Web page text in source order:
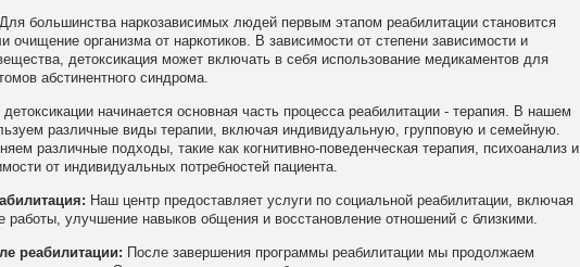
Для большинства наркозависимых людей первым этапом реабилитации становится
очищение организма от наркотиков. В зависимости от степени зависимости и
детоксикация может включать в себя использование медикаментов для
абстинентного синдрома.
детоксикации начинается основная часть процесса реабилитации - терапия. В нашем
различные виды терапии, включая индивидуальную, групповую и семейную.
различные подходы, такие как когнитивно-поведенческая терапия, психоанализ и
от индивидуальных потребностей пациента.
Наш центр предоставляет услуги по социальной реабилитации, включая
работы, улучшение навыков общения и восстановление отношений с близкими.
реабилитации: После завершения программы реабилитации мы продолжаем